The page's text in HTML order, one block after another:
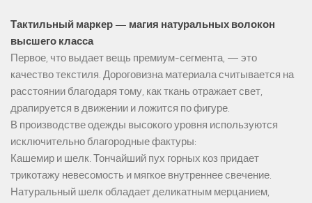
Тактильный маркер — магия натуральных волокон
высшего класса
Первое, что выдает вещь премиум-сегмента, — это
качество текстиля. Дороговизна материала считывается на
расстоянии благодаря тому, как ткань отражает свет,
драпируется в движении и ложится по фигуре.
В производстве одежды высокого уровня используются
исключительно благородные фактуры:
Кашемир и шелк. Тончайший пух горных коз придает
трикотажу невесомость и мягкое внутреннее свечение.
Натуральный шелк обладает деликатным мерцанием,